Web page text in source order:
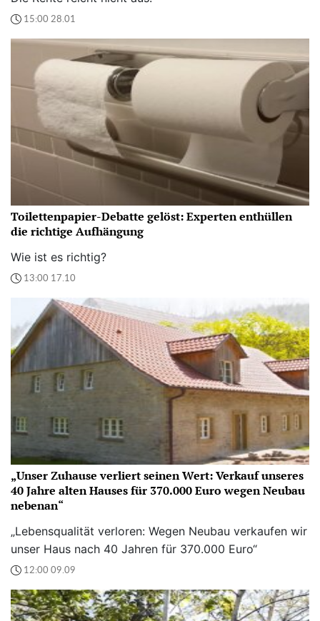
15:00 28.01
Toilettenpapier-Debatte gelöst: Experten enthüllen
die richtige Aufhängung
Wie ist es richtig?
13:00 17.10
„Unser Zuhause verliert seinen Wert: Verkauf unseres
40 Jahre alten Hauses für 370.000 Euro wegen Neubau
nebenan“
„Lebensqualität verloren: Wegen Neubau verkaufen wir
unser Haus nach 40 Jahren für 370.000 Euro“
12:00 09.09